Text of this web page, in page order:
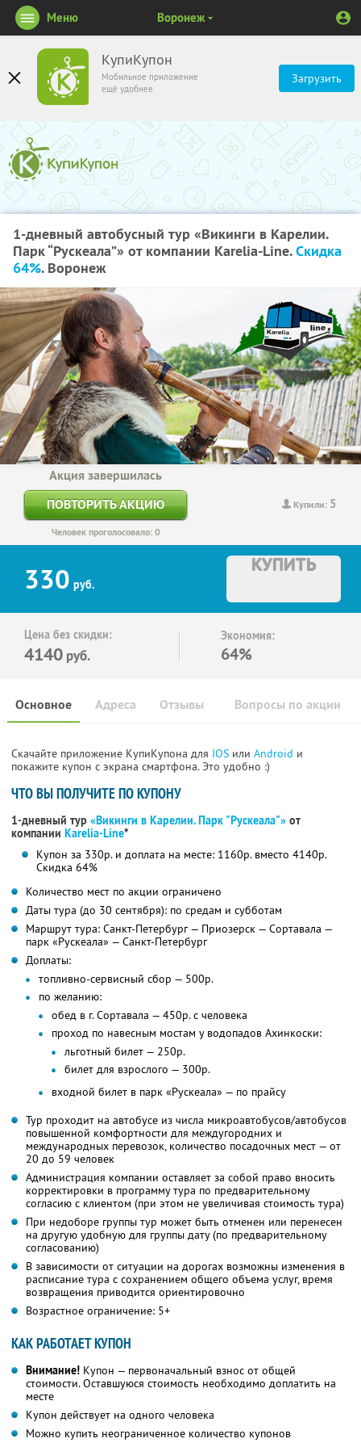
КупиКупон
Мобильное приложение
ещё удобнее
Загрузить
Меню Воронеж
1-дневный автобусный тур «Викинги в Карелии.
Парк “Рускеала”» от компании Karelia-Line.Скидка
64%. Воронеж
Купили: 5
Акция завершилась
ПОВТОРИТЬ АКЦИЮ
Человек проголосовало: 0
330 руб.
КУПИТЬ
Цена без скидки:
4140 руб.
Экономия:
64%
Основное Отзывы Вопросы по акции
Адреса
Скачайте приложение КупиКупона для IOS или Android и
покажите купон с экрана смартфона. Это удобно :)
ЧТО ВЫ ПОЛУЧИТЕ ПО КУПОНУ
1-дневный тур «Викинги в Карелии. Парк "Рускеала"» от
компании Karelia-Line*
Купон за 330р. и доплата на месте: 1160р. вместо 4140р.
Скидка 64%
Количество мест по акции ограничено
Даты тура (до 30 сентября): по средам и субботам
Маршрут тура: Санкт-Петербург — Приозерск — Сортавала —
парк «Рускеала» — Санкт-Петербург
Доплаты:
топливно-сервисный сбор — 500р.
по желанию:
обед в г. Сортавала — 450р. с человека
проход по навесным мостам у водопадов Ахинкоски:
льготный билет — 250р.
билет для взрослого — 300р.
входной билет в парк «Рускеала» — по прайсу
Тур проходит на автобусе из числа микроавтобусов/автобусов
повышенной комфортности для междугородних и
международных перевозок, количество посадочных мест — от
20 до 59 человек
Администрация компании оставляет за собой право вносить
корректировки в программу тура по предварительному
согласию с клиентом (при этом не увеличивая стоимость тура)
При недоборе группы тур может быть отменен или перенесен
на другую удобную для группы дату (по предварительному
согласованию)
В зависимости от ситуации на дорогах возможны изменения в
расписание тура с сохранением общего объема услуг, время
возвращения приводится ориентировочно
Возрастное ограничение: 5+
КАК РАБОТАЕТ КУПОН
Внимание! Купон — первоначальный взнос от общей
стоимости. Оставшуюся стоимость необходимо доплатить на
месте
Купон действует на одного человека
Можно купить неограниченное количество купонов